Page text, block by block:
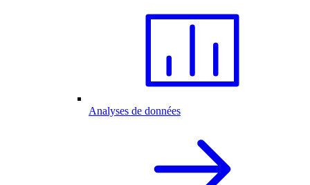
Analyses de données